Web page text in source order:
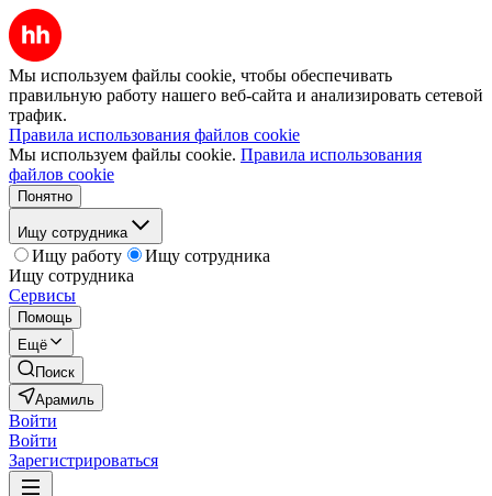
Мы используем файлы cookie, чтобы обеспечивать
правильную работу нашего веб-сайта и анализировать сетевой
трафик.
Правила использования файлов cookie
Мы используем файлы cookie. Правила использования
файлов cookie
Понятно
Ищу сотрудника
Ищу работу
Ищу сотрудника
Ищу сотрудника
Сервисы
Помощь
Ещё
Поиск
Арамиль
Войти
Войти
Зарегистрироваться